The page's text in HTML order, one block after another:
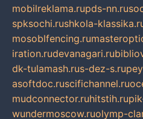
mobilreklama.rupds-nn.ru
spksochi.rushkola-
mosoblfencing.ru
iration.rudevanagari.ru
dk-tulamash.rus-dez-s.ru
asoftdoc.ruscifichannel.ru
mudconnector.ruhitstih.ru
wundermoscow.ruolymp-